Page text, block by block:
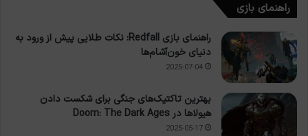
راهنمای بازی
راهنمای بازی Redfall: نکات طلایی پیش از ورود به
دنیای خون‌آشام‌ها
2025-07-04
بهترین تاکتیک‌های جنگی برای شکست دادن
هیولاها در Doom: The Dark Ages
2025-05-17